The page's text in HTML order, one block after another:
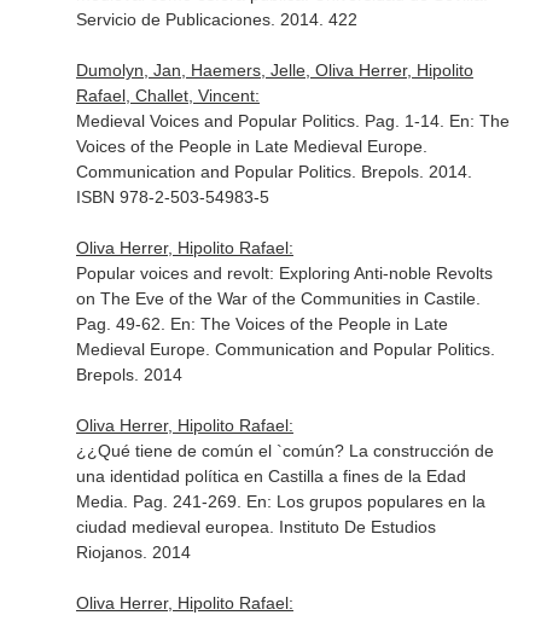
Servicio de Publicaciones. 2014. 422
Dumolyn, Jan, Haemers, Jelle, Oliva Herrer, Hipolito
Rafael, Challet, Vincent:
Medieval Voices and Popular Politics. Pag. 1-14. En: The
Voices of the People in Late Medieval Europe.
Communication and Popular Politics. Brepols. 2014.
ISBN 978-2-503-54983-5
Oliva Herrer, Hipolito Rafael:
Popular voices and revolt: Exploring Anti-noble Revolts
on The Eve of the War of the Communities in Castile.
Pag. 49-62. En: The Voices of the People in Late
Medieval Europe. Communication and Popular Politics.
Brepols. 2014
Oliva Herrer, Hipolito Rafael:
¿¿Qué tiene de común el `común? La construcción de
una identidad política en Castilla a fines de la Edad
Media. Pag. 241-269. En: Los grupos populares en la
ciudad medieval europea . Instituto De Estudios
Riojanos. 2014
Oliva Herrer, Hipolito Rafael: